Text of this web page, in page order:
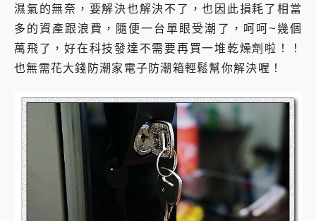
濕氣的無奈，要解決也解決不了，也因此損耗了相當
多的資產跟浪費，隨便一台單眼受潮了，呵呵~幾個
萬飛了，好在科技發達不需要再買一堆乾燥劑啦！！
也無需花大錢防潮家電子防潮箱輕鬆幫你解決喔！